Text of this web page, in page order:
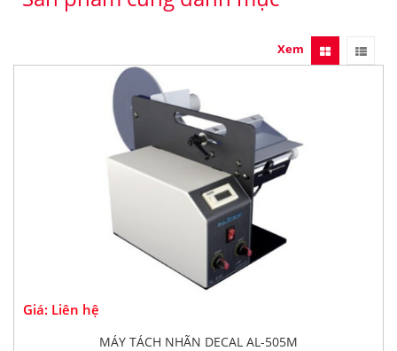
Xem
Giá: Liên hệ
MÁY TÁCH NHÃN DECAL AL-505M